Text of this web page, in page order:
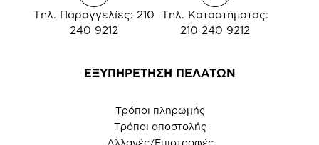
Τηλ. Παραγγελίες: 210
240 9212
Τηλ. Καταστήματος:
210 240 9212
ΕΞΥΠΗΡΕΤΗΣΗ ΠΕΛΑΤΩΝ
Τρόποι πληρωμής
Τρόποι αποστολής
Αλλαγές/Επιστροφές